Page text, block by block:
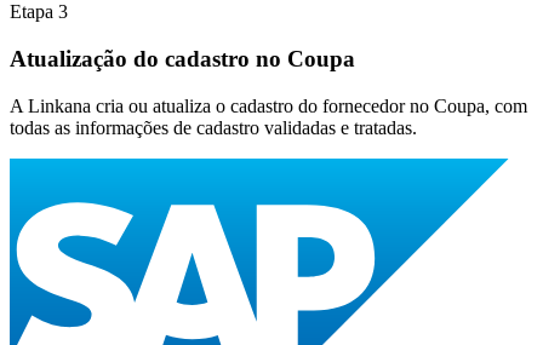
Etapa 3
Atualização do cadastro no Coupa
A Linkana cria ou atualiza o cadastro do fornecedor no Coupa, com
todas as informações de cadastro validadas e tratadas.